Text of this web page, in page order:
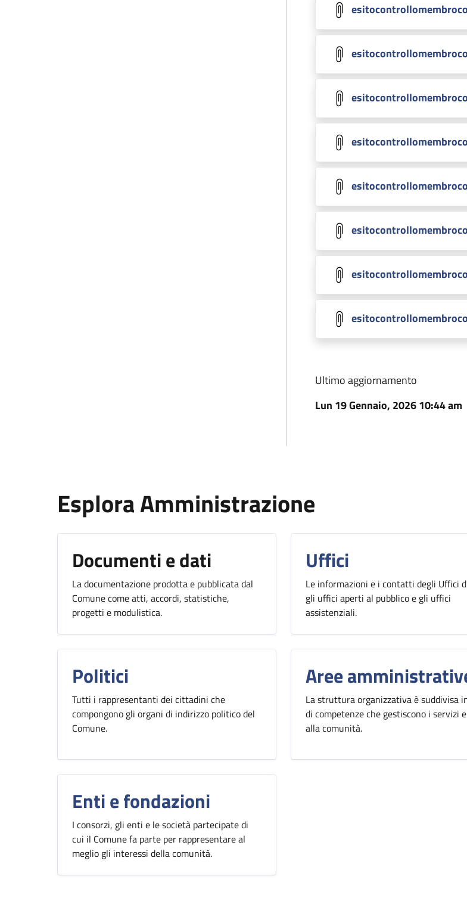
Ultimo aggiornamento
Lun 19 Gennaio, 2026 10:44 am
Esplora Amministrazione
Documenti e dati
La documentazione prodotta e pubblicata dal
Comune come atti, accordi, statistiche,
progetti e modulistica.
Uffici
Le informazioni e i contatti degli Uffici
gli uffici aperti al pubblico e gli uffici
assistenziali.
Politici
Tutti i rappresentanti dei cittadini che
compongono gli organi di indirizzo politico del
Comune.
Aree
La struttura organizzativa è suddivisa
di competenze che gestiscono i servizi
alla comunità.
Enti e fondazioni
I consorzi, gli enti e le società partecipate di
cui il Comune fa parte per rappresentare al
meglio gli interessi della comunità.